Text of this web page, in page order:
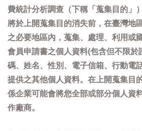
費統計分析調查（下稱「蒐集目的」
將於上開蒐集目的消失前，在臺灣地
之必要地區內，蒐集、處理、利用或
會員申請書之個人資料(包含但不限於
碼、姓名、性別、電子信箱、行動電
提供之其他個人資料。在上開蒐集目
係企業可能會將您全部或部分個人資
作廠商。